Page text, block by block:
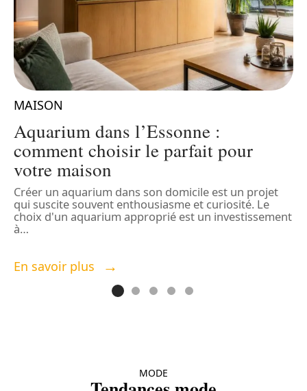
MAISON
Aquarium dans l’Essonne :
comment choisir le parfait pour
votre maison
Créer un aquarium dans son domicile est un projet
qui suscite souvent enthousiasme et curiosité. Le
choix d'un aquarium approprié est un investissement
à…
En savoir plus
MODE